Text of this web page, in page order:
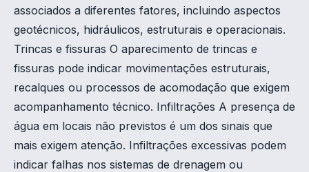
associados a diferentes fatores, incluindo aspectos
geotécnicos, hidráulicos, estruturais e operacionais.
Trincas e fissuras O aparecimento de trincas e
fissuras pode indicar movimentações estruturais,
recalques ou processos de acomodação que exigem
acompanhamento técnico. Infiltrações A presença de
água em locais não previstos é um dos sinais que
mais exigem atenção. Infiltrações excessivas podem
indicar falhas nos sistemas de drenagem ou